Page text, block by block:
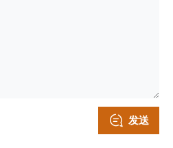
发送